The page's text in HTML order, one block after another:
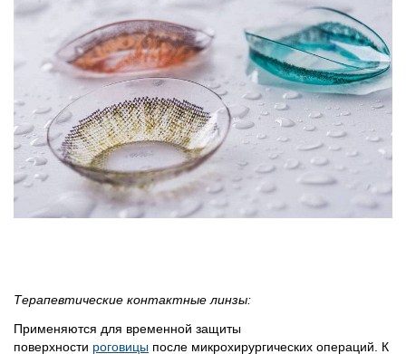
Терапевтические контактные линзы:
Применяются для временной защиты
поверхности роговицы после микрохирургических операций. К